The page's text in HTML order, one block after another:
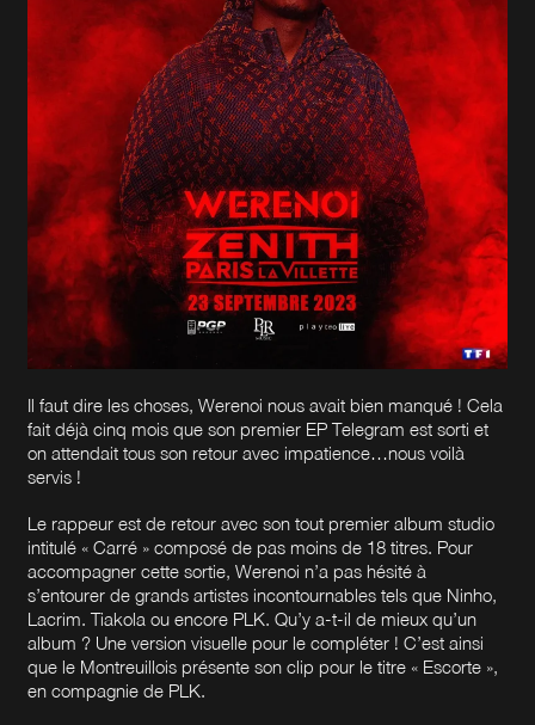
Il faut dire les choses, Werenoi nous avait bien manqué ! Cela
fait déjà cinq mois que son premier EP Telegram est sorti et
on attendait tous son retour avec impatience…nous voilà
servis !
Le rappeur est de retour avec son tout premier album studio
intitulé « Carré » composé de pas moins de 18 titres. Pour
accompagner cette sortie, Werenoi n’a pas hésité à
s’entourer de grands artistes incontournables tels que Ninho,
Lacrim. Tiakola ou encore PLK. Qu’y a-t-il de mieux qu’un
album ? Une version visuelle pour le compléter ! C’est ainsi
que le Montreuillois présente son clip pour le titre « Escorte »,
en compagnie de PLK.